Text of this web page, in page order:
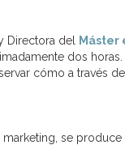
Directora del Máster
dos
cómo a través
se